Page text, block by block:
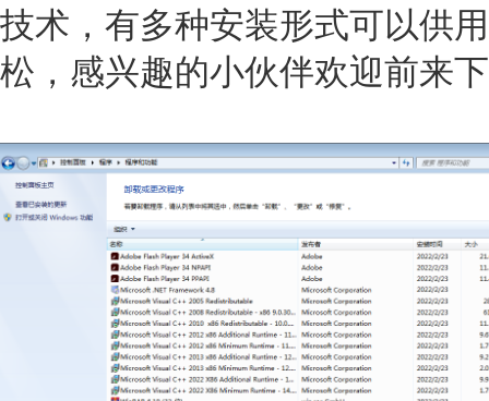
技术，有多种安装形式可以供
松，感兴趣的小伙伴欢迎前来